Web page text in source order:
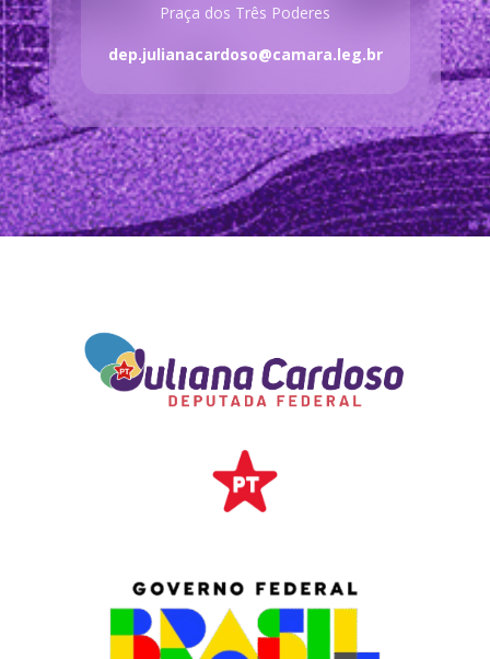
Praça dos Três Poderes
dep.julianacardoso@camara.leg.br